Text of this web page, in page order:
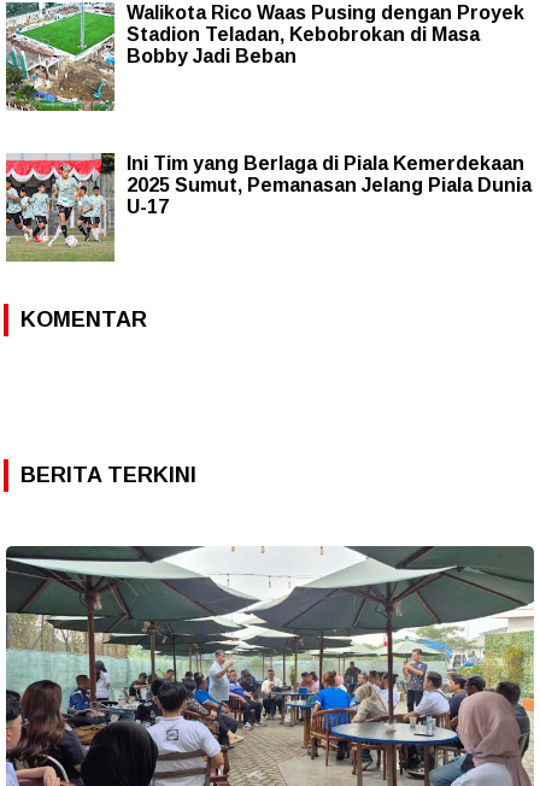
Walikota Rico Waas Pusing dengan Proyek
Stadion Teladan, Kebobrokan di Masa
Bobby Jadi Beban
Ini Tim yang Berlaga di Piala Kemerdekaan
2025 Sumut, Pemanasan Jelang Piala Dunia
U-17
KOMENTAR
BERITA TERKINI